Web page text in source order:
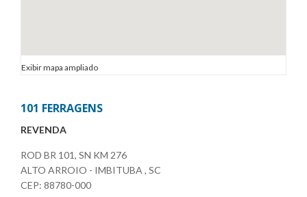
Exibir mapa ampliado
101 FERRAGENS
REVENDA
ROD BR 101, SN KM 276
ALTO ARROIO - IMBITUBA , SC
CEP: 88780-000